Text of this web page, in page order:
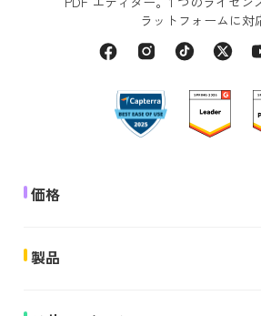
ラットフォームに対
価格
製品